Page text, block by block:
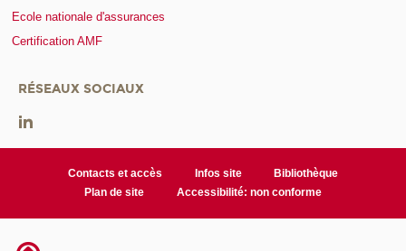
Ecole nationale d'assurances
Certification AMF
RÉSEAUX SOCIAUX
Contacts et accès Infos site
Bibliothèque
Plan de site
Accessibilité: non conforme